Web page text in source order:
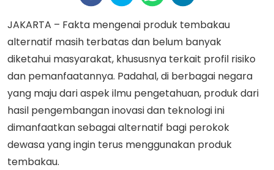
JAKARTA – Fakta mengenai produk tembakau
alternatif masih terbatas dan belum banyak
diketahui masyarakat, khususnya terkait profil risiko
dan pemanfaatannya. Padahal, di berbagai negara
yang maju dari aspek ilmu pengetahuan, produk dari
hasil pengembangan inovasi dan teknologi ini
dimanfaatkan sebagai alternatif bagi perokok
dewasa yang ingin terus menggunakan produk
tembakau.